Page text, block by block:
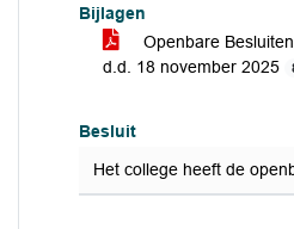
Bijlagen
Openbare
d.d. 18 november 2025
Besluit
Het college heeft de